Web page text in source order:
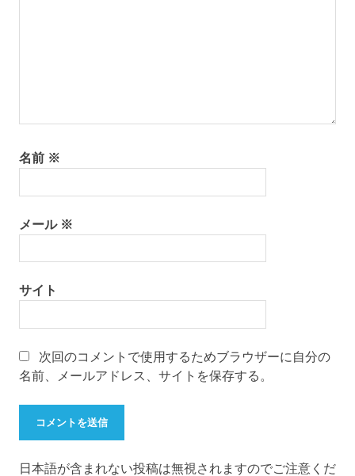
名前 ※
メール ※
サイト
次回のコメントで使用するためブラウザーに自分の
名前、メールアドレス、サイトを保存する。
日本語が含まれない投稿は無視されますのでご注意くだ